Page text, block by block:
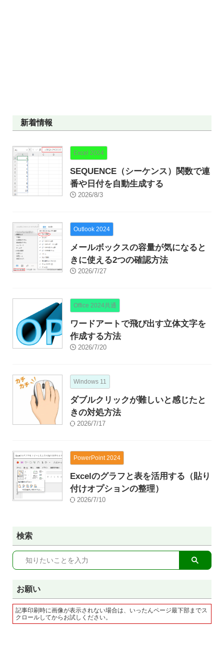
新着情報
Excel 2024
SEQUENCE（シーケンス）関数で連
番や日付を自動生成する
2026/8/3
Outlook 2024
メールボックスの容量が気になると
きに使える2つの確認方法
2026/7/27
Office 2024共通
ワードアートで飛び出す立体文字を
作成する方法
2026/7/20
Windows 11
ダブルクリックが難しいと感じたと
きの対処方法
2026/7/17
PowerPoint 2024
Excelのグラフと表を活用する（貼り
付けオプションの整理）
2026/7/10
検索
お願い
記事印刷時に画像が表示されない場合は、いったんページ最下部までス
クロールしてからお試しください。